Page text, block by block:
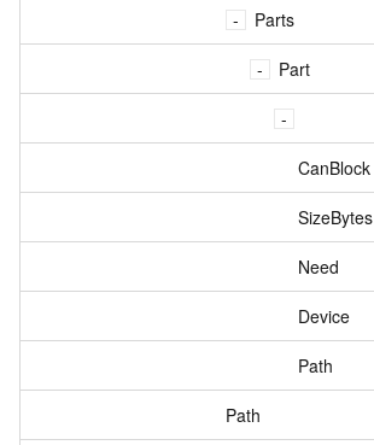
Parts
Part
CanBlock
SizeBytes
Need
Device
Path
Path